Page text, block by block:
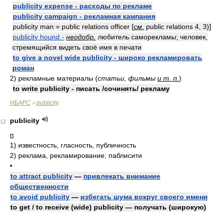
publicity expense - расходы по рекламе
publicity campaign - рекламная кампания
publicity man = public relations officer [см. public relations 4, 3)]
publicity hound - неодобр. любитель саморекламы; человек,
стремящийся видеть своё имя в печати
to give a novel wide publicity - широко рекламировать
роман
2) рекламные материалы (статьи, фильмы и т. п. )
to write publicity - писать /сочинять/ рекламу
НБАРС > publicity
12
publicity
n
1) известность, гласность, публичность
2) реклама, рекламирование; паблисити
•
to attract publicity — привлекать внимание
общественности
to avoid publicity — избегать шума вокруг своего имени
to get / to receive (wide) publicity — получать (широкую)